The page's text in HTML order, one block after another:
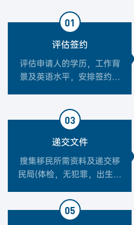
01
评估签约
评估申请人的学历，工作背
景及英语水平，安排签约办
03
递交文件
搜集移民所需资料及递交移
民局(体检，无犯罪，出生公
05